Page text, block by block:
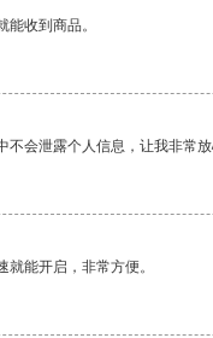
收到商品。
会泄露个人信息，让我非常放
能开启，非常方便。